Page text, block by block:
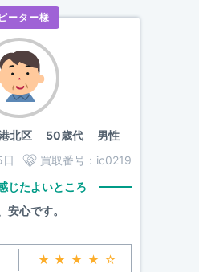
ーター様
北区50歳代 男性
買取番号： ic0219
じたよいところ
安心です。
★★★★☆